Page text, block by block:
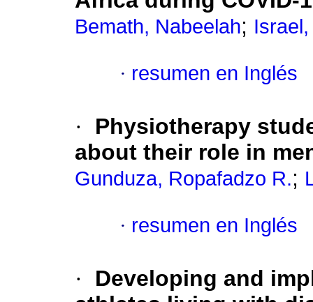
Bemath, Nabeelah;
· resumen en Inglés
·
Physiotherapy
about their role in
Gunduza, Ropafadzo R.;
· resumen en Inglés
·
Developing and